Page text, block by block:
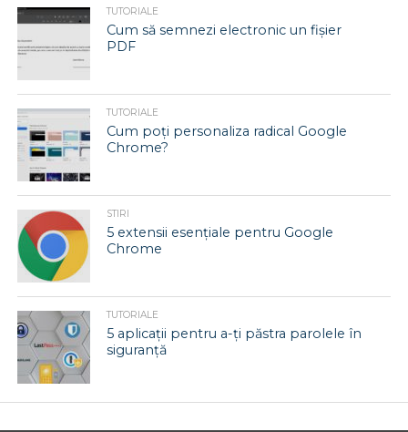
TUTORIALE
Cum să semnezi electronic un fișier
PDF
TUTORIALE
Cum poți personaliza radical Google
Chrome?
STIRI
5 extensii esențiale pentru Google
Chrome
TUTORIALE
5 aplicații pentru a-ți păstra parolele în
siguranță